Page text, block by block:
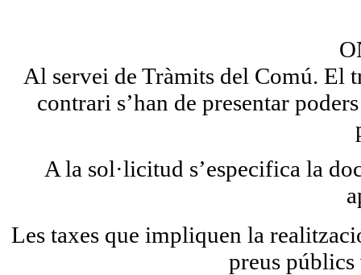
Al servei de Tràmits del Comú. El
contrari s’han de presentar
A la sol·licitud s’especifica la
Les taxes que impliquen la
preus